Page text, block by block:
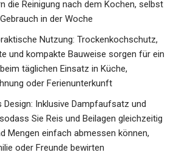
die Reinigung nach dem Kochen, selbst
in der Woche
Nutzung: Trockenkochschutz,
und kompakte Bauweise sorgen für ein
täglichen Einsatz in Küche,
oder Ferienunterkunft
Design: Inklusive Dampfaufsatz und
Sie Reis und Beilagen gleichzeitig
Mengen einfach abmessen können,
oder Freunde bewirten